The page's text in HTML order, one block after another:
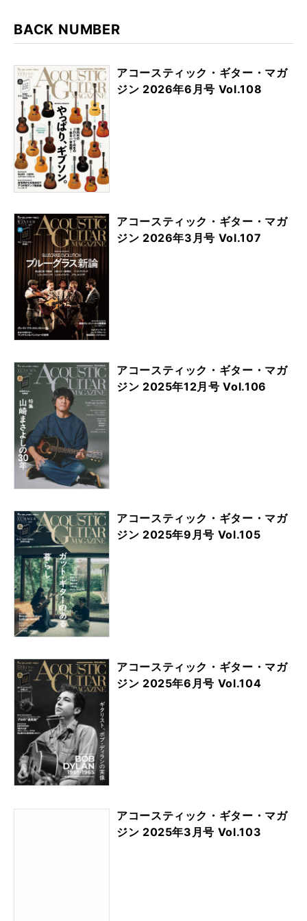
BACK NUMBER
アコースティック・ギター・マガ
ジン 2026年6月号 Vol.108
アコースティック・ギター・マガ
ジン 2026年3月号 Vol.107
アコースティック・ギター・マガ
ジン 2025年12月号 Vol.106
アコースティック・ギター・マガ
ジン 2025年9月号 Vol.105
アコースティック・ギター・マガ
ジン 2025年6月号 Vol.104
アコースティック・ギター・マガ
ジン 2025年3月号 Vol.103